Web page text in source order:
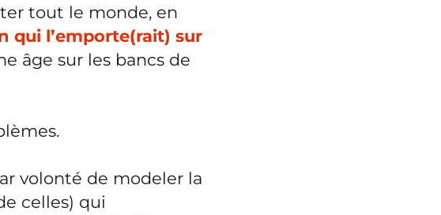
tout le monde, en
qui l’emporte(rait) sur
âge sur les bancs de
volonté de modeler la
celles) qui